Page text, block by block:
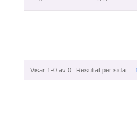
Visar 1-0 av 0 Resultat per sida: